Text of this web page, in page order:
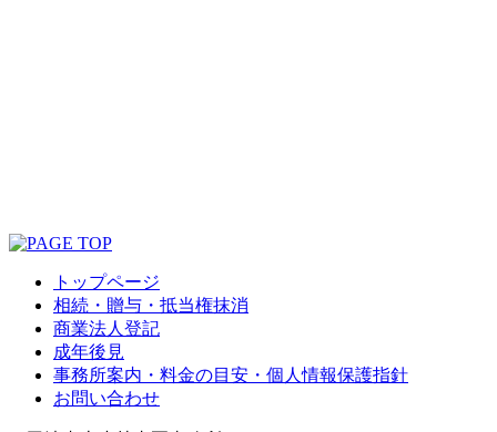
トップページ
相続・贈与・抵当権抹消
商業法人登記
成年後見
事務所案内・料金の目安・個人情報保護指針
お問い合わせ